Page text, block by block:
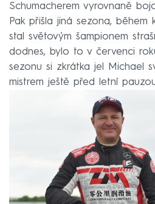
Schumacherem vyrovnaně
Pak přišla jiná sezona, během
stal světovým šampionem
dodnes, bylo to v červenci
sezonu si zkrátka jel Michael
mistrem ještě před letní